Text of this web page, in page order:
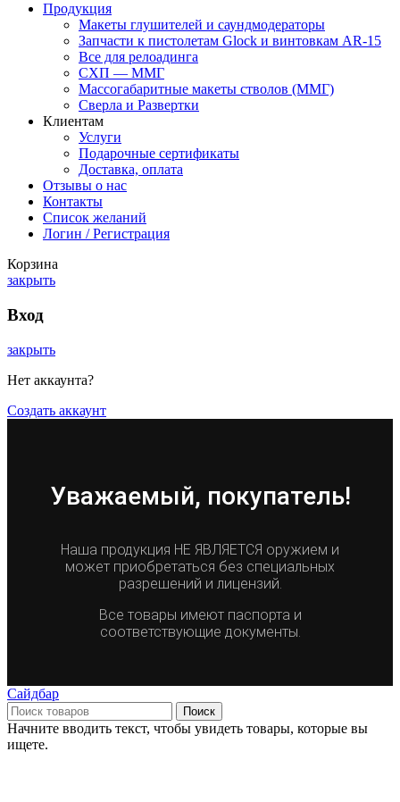
Продукция
Макеты глушителей и саундмодераторы
Запчасти к пистолетам Glock и винтовкам AR-15
Все для релоадинга
СХП — ММГ
Массогабаритные макеты стволов (ММГ)
Сверла и Развертки
Клиентам
Услуги
Подарочные сертификаты
Доставка, оплата
Отзывы о нас
Контакты
Список желаний
Логин / Регистрация
Корзина
закрыть
Вход
закрыть
Нет аккаунта?
Создать аккаунт
Уважаемый, покупатель!
Наша продукция НЕ ЯВЛЯЕТСЯ оружием и
может приобретаться без специальных
разрешений и лицензий.
Все товары имеют паспорта и
соответствующие документы.
Сайдбар
Поиск
Начните вводить текст, чтобы увидеть товары, которые вы
ищете.